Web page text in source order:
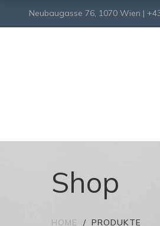
Neubaugasse 76, 1070 Wien |
Shop
HOME PRODUKTE